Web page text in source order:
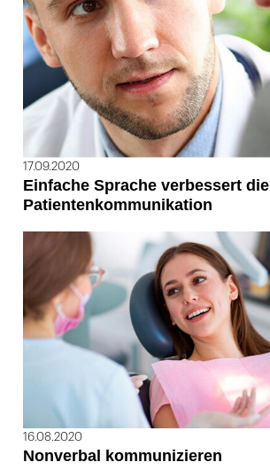
17.09.2020
Einfache Sprache verbessert die
Patientenkommunikation
16.08.2020
Nonverbal kommunizieren